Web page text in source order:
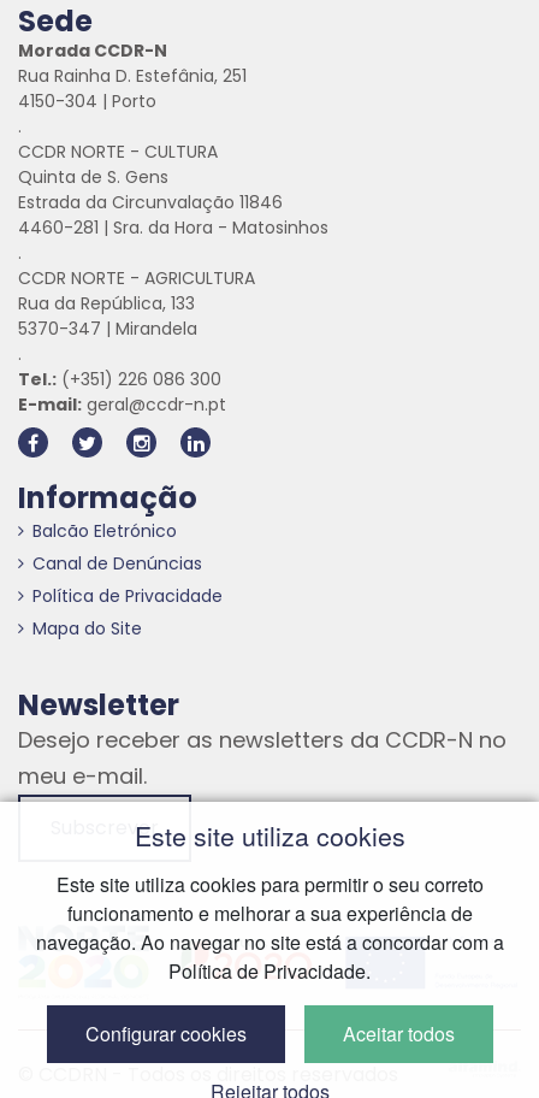
Sede
Morada CCDR-N
Rua Rainha D. Estefânia, 251
4150-304 | Porto
.
CCDR NORTE - CULTURA
Quinta de S. Gens
Estrada da Circunvalação 11846
4460-281 | Sra. da Hora - Matosinhos
.
CCDR NORTE - AGRICULTURA
Rua da República, 133
5370-347 | Mirandela
.
Tel.: (+351) 226 086 300
E-mail: geral@ccdr-n.pt
Informação
Balcão Eletrónico
Canal de Denúncias
Política de Privacidade
Mapa do Site
Newsletter
Desejo receber as newsletters da CCDR-N no
meu e-mail.
Subscrever
Hiperligação externaHiperligação externaHiperligação externa
Este site utiliza cookies
Este site utiliza cookies para permitir o seu correto
funcionamento e melhorar a sua experiência de
navegação. Ao navegar no site está a concordar com a
Política de Privacidade.
Configurar cookies Aceitar todos
Rejeitar todos